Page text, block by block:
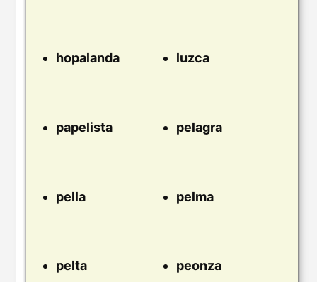
hopalanda luzca
papelista pelagra
pella pelma
pelta peonza